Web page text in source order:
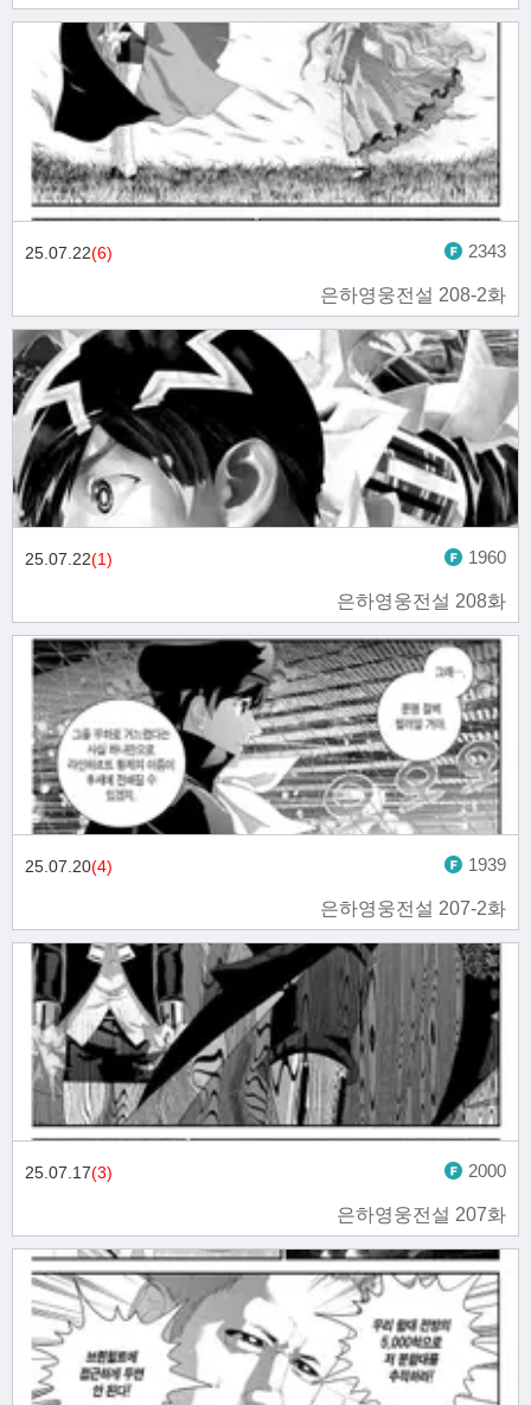
은하영웅전설 208-2화
25.07.22(6) 2343
은하영웅전설 208화
25.07.22(1) 1960
은하영웅전설 207-2화
25.07.20(4) 1939
은하영웅전설 207화
25.07.17(3) 2000